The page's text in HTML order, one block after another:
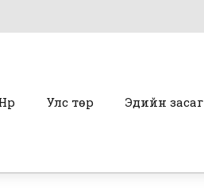
Улс төр Эдийн засаг